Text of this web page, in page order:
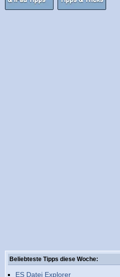
Beliebteste Tipps diese Woche:
ES Datei Explorer